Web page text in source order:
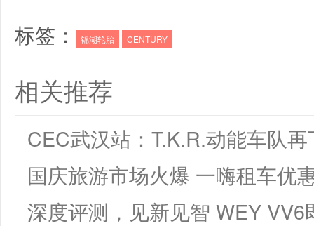
标签： 锦湖轮胎 CENTURY
相关推荐
CEC武汉站：T.K.R.动能车队
国庆旅游市场火爆 一嗨租车优
深度评测，见新见智 WEY